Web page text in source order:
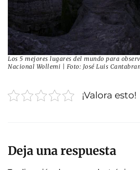
Los 5 mejores lugares del mundo para
Nacional Wollemi | Foto: José Luis
¡Valora esto!
Deja una respuesta